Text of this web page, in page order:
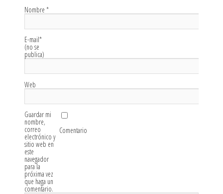
Nombre *
E-mail*
(no se
publica)
Web
Guardar mi
nombre,
correo
electrónico y
sitio web en
este
navegador
para la
próxima vez
que haga un
comentario.
Comentario